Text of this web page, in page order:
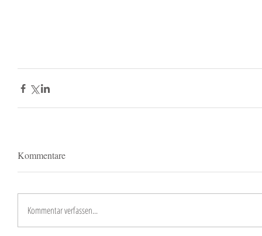
Kommentare
Kommentar verfassen...